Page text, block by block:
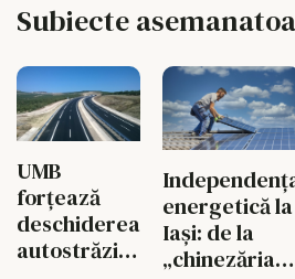
Subiecte
UMB
forțează
deschiderea
autostrăzii
energetică la
Iași: de la
„chinezăria”